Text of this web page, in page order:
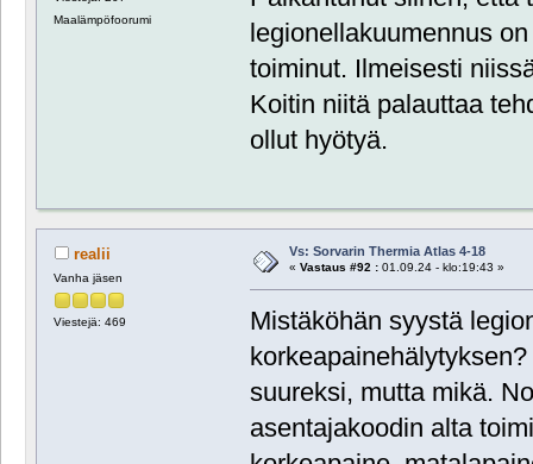
Maalämpöfoorumi
legionellakuumennus
toiminut. Ilmeisesti
Koitin niitä palauttaa
ollut hyötyä.
realii
Vanha jäsen
Viestejä: 469
Vs: Sorvarin Thermia Atlas 4-18
« Vastaus #92 :01.09.24 - klo:19:43 »
Mistäköhän syystä
suureksi, mutta mikä.
asentajakoodin alta